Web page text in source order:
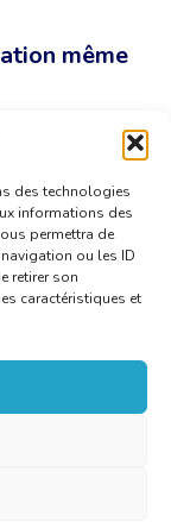
des technologies
informations des
permettra de
ou les ID
retirer son
caractéristiques et
même